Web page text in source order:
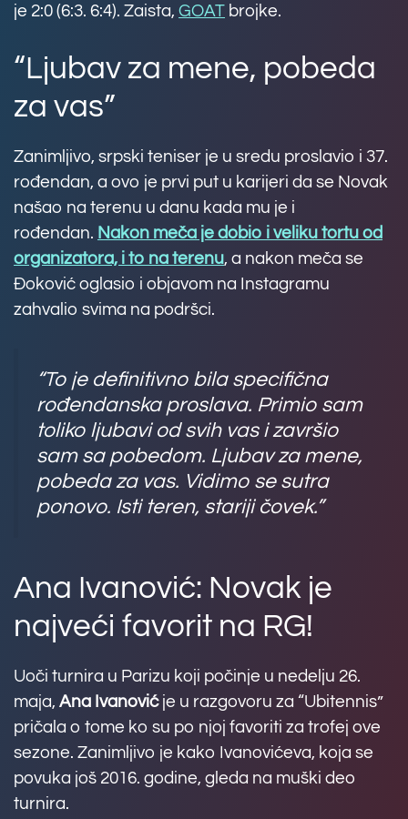
je 2:0 (6:3. 6:4). Zaista, GOAT brojke.
“Ljubav za mene, pobeda
za vas”
Zanimljivo, srpski teniser je u sredu proslavio i 37.
rođendan, a ovo je prvi put u karijeri da se Novak
našao na terenu u danu kada mu je i
rođendan. Nakon meča je dobio i veliku tortu od
organizatora, i to na terenu, a nakon meča se
Đoković oglasio i objavom na Instagramu
zahvalio svima na podršci.
“To je definitivno bila specifična
rođendanska proslava. Primio sam
toliko ljubavi od svih vas i završio
sam sa pobedom. Ljubav za mene,
pobeda za vas. Vidimo se sutra
ponovo. Isti teren, stariji čovek.”
Ana Ivanović: Novak je
najveći favorit na RG!
Uoči turnira u Parizu koji počinje u nedelju 26.
maja, Ana Ivanovićje u razgovoru za “Ubitennis”
pričala o tome ko su po njoj favoriti za trofej ove
sezone. Zanimljivo je kako Ivanovićeva, koja se
povuka još 2016. godine, gleda na muški deo
turnira.